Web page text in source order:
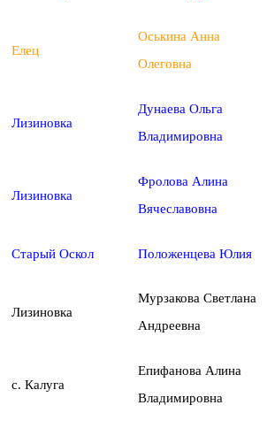
Елец
Оськина Анна
Олеговна
Лизиновка
Дунаева Ольга
Владимировна
Лизиновка
Фролова Алина
Вячеславовна
Старый Оскол Положенцева Юлия
Лизиновка
Мурзакова Светлана
Андреевна
с. Калуга
Епифанова Алина
Владимировна